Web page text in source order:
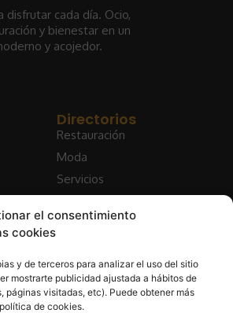
el consentimiento
cookies
y de terceros para analizar el uso del sitio
mostrarte publicidad ajustada a hábitos de
páginas visitadas, etc). Puede obtener más
de cookies.
disfrutar cada día. Ocio,
y bienestar en un
y acojedor.
Directorios
Restauración
Moda
Servicios